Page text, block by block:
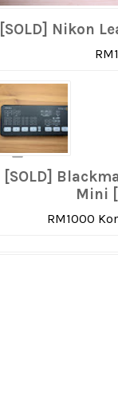
[SOLD] Nikon
[SOLD]
Mini
RM1000